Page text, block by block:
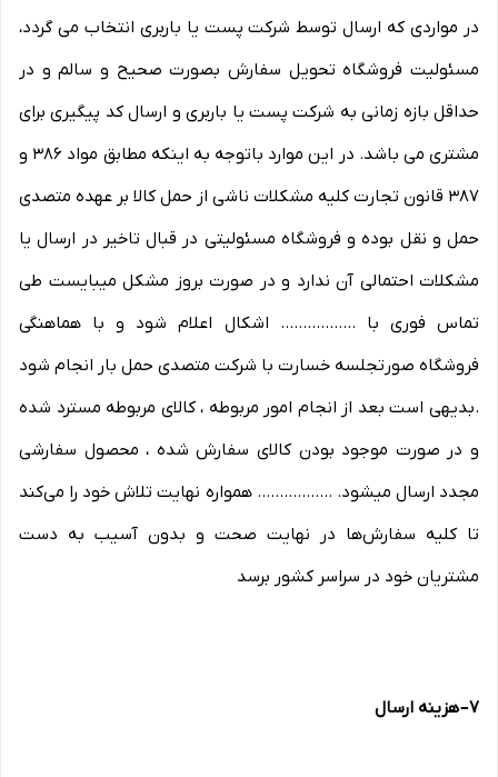
در مواردی که ارسال توسط شرکت پست یا باربری انتخاب می گردد،
مسئولیت فروشگاه تحویل سفارش بصورت صحیح و سالم و در
حداقل بازه زمانی به شرکت پست یا باربری و ارسال کد پیگیری برای
مشتری می باشد. در این موارد باتوجه به اینکه مطابق مواد ۳۸۶ و
۳۸۷ قانون تجارت کلیه مشکلات ناشی از حمل کالا بر عهده متصدی
حمل و نقل بوده و فروشگاه مسئولیتی در قبال تاخیر در ارسال یا
مشکلات احتمالی آن ندارد و در صورت بروز مشکل میبایست طی
تماس فوری با ................. اشکال اعلام شود و با هماهنگی
فروشگاه صورتجلسه خسارت با شرکت متصدی حمل بار انجام شود
.بدیهی است بعد از انجام امور مربوطه ، کالای مربوطه مسترد شده
و در صورت موجود بودن کالای سفارش شده ، محصول سفارشی
مجدد ارسال میشود. ................. همواره نهایت تلاش خود را می‏‌کند
تا کلیه سفارش‏‌ها در نهایت صحت و بدون آسیب به دست
مشتریان خود در سراسر کشور برسد
۷–هزینه ارسال